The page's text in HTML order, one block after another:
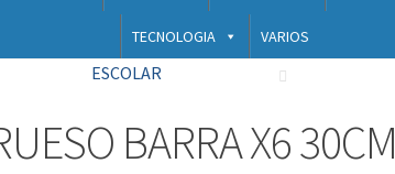
TECNOLOGIA VARIOS
ESCOLAR
BARRA X6 30CM